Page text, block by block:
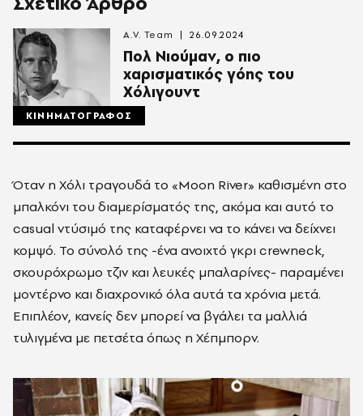
ΚΙΝΗΜΑΤΟΓΡΑΦΟΣ
Πολ Νιούμαν, ο πιο
χαρισματικός γόης του
Χόλιγουντ
A.V. Team 26.09.2024
Όταν η Χόλι τραγουδά το «Moon River» καθισμένη στο
μπαλκόνι του διαμερίσματός της, ακόμα και αυτό το
casual ντύσιμό της καταφέρνει να το κάνει να δείχνει
κομψό. Το σύνολό της -ένα ανοιχτό γκρι crewneck,
σκουρόχρωμο τζιν και λευκές μπαλαρίνες- παραμένει
μοντέρνο και διαχρονικό όλα αυτά τα χρόνια μετά.
Επιπλέον, κανείς δεν μπορεί να βγάλει τα μαλλιά
τυλιγμένα με πετσέτα όπως η Χέπμπορν.